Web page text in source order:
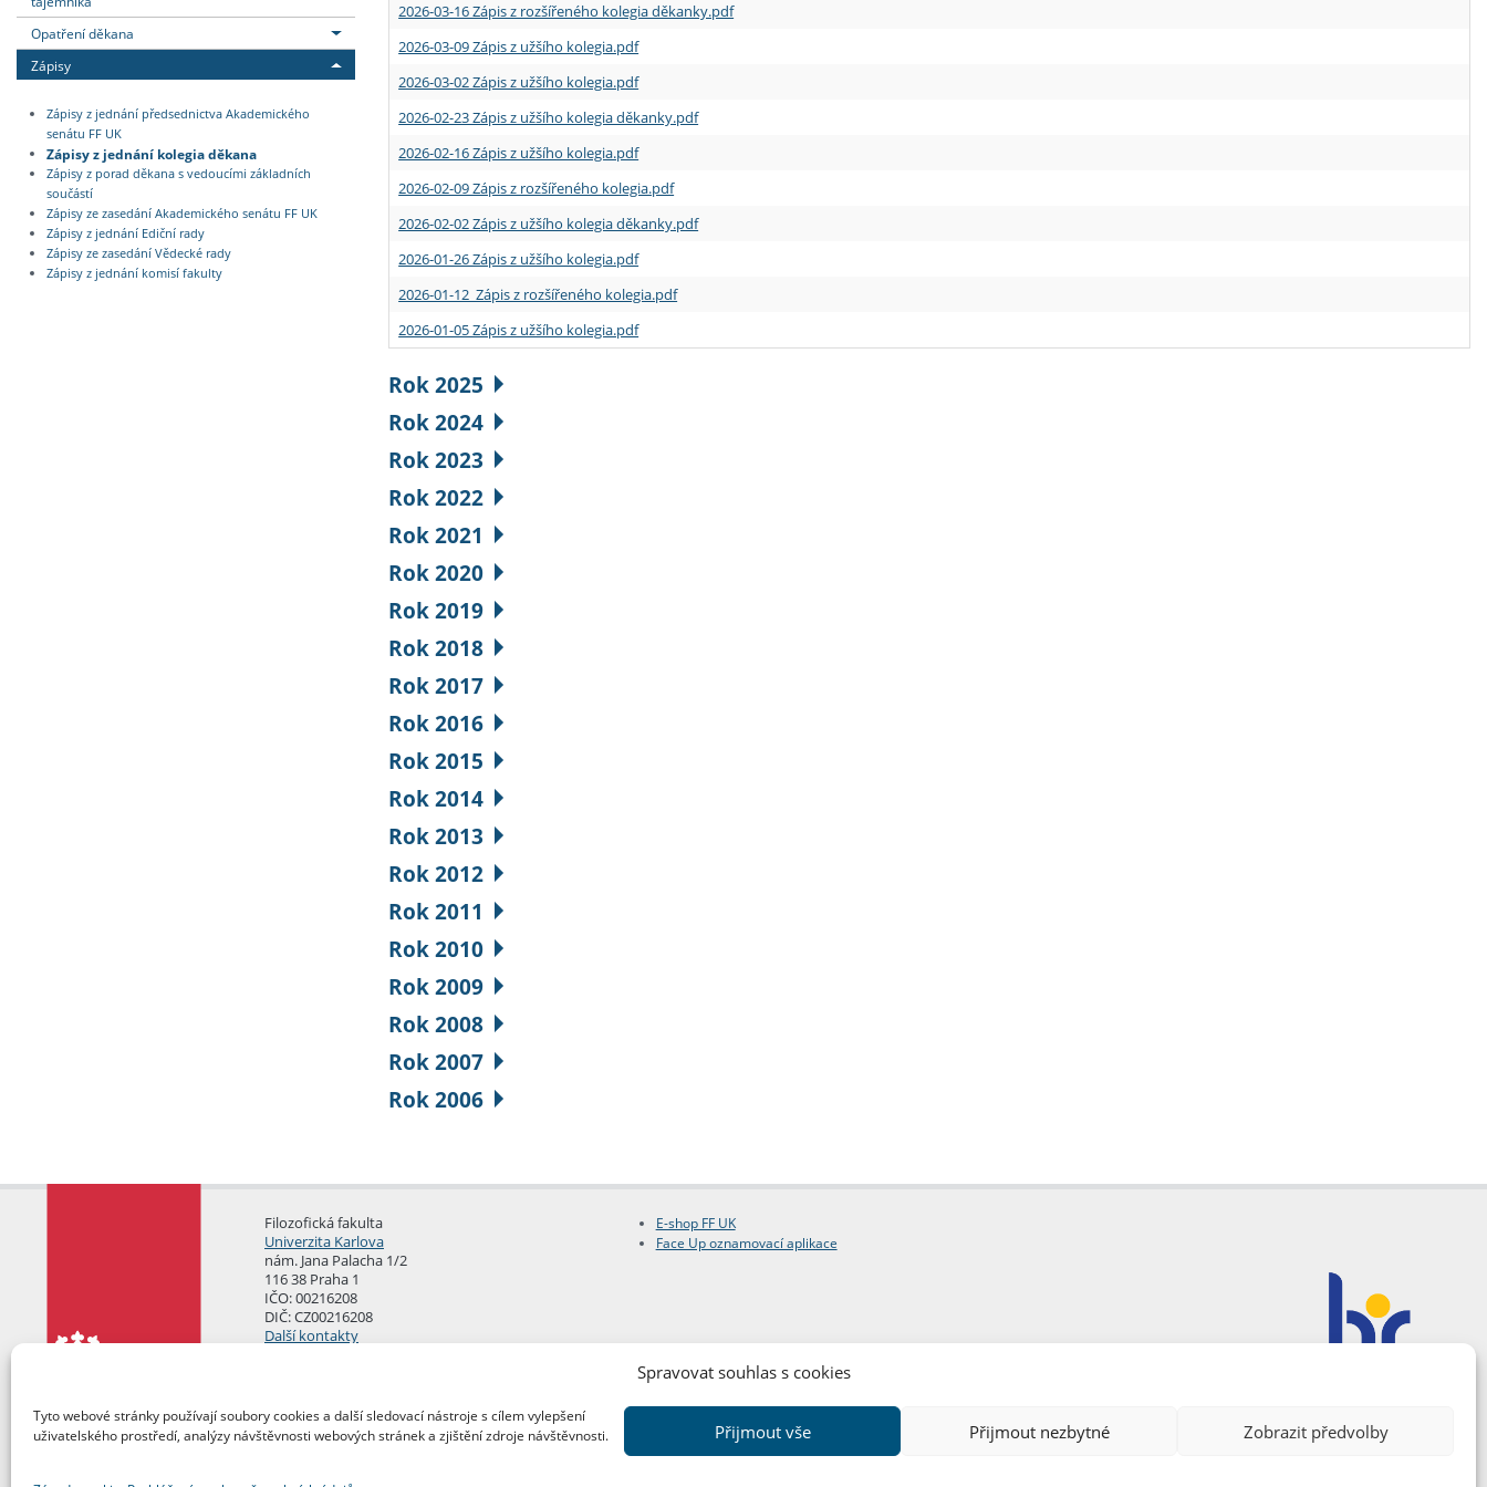
Spravovat souhlas s cookies
Tyto webové stránky používají soubory cookies a další sledovací nástroje s cílem vylepšení
uživatelského prostředí, analýzy návštěvnosti webových stránek a zjištění zdroje návštěvnosti.
Přijmout vše Přijmout nezbytné Zobrazit předvolby
Opatření děkana
Zápisy
Zápisy z jednání předsednictva Akademického
senátu FF UK
Zápisy z jednání kolegia děkana
Zápisy z porad děkana s vedoucími základních
součástí
Zápisy ze zasedání Akademického senátu FF UK
Zápisy z jednání Ediční rady
Zápisy ze zasedání Vědecké rady
Zápisy z jednání komisí fakulty
2026-03-16 Zápis z rozšířeného kolegia děkanky.pdf
2026-03-09 Zápis z užšího kolegia.pdf
2026-03-02 Zápis z užšího kolegia.pdf
2026-02-23 Zápis z užšího kolegia děkanky.pdf
2026-02-16 Zápis z užšího kolegia.pdf
2026-02-09 Zápis z rozšířeného kolegia.pdf
2026-02-02 Zápis z užšího kolegia děkanky.pdf
2026-01-26 Zápis z užšího kolegia.pdf
2026-01-12 Zápis z rozšířeného kolegia.pdf
2026-01-05 Zápis z užšího kolegia.pdf
Rok 2025
Rok 2024
Rok 2023
Rok 2022
Rok 2021
Rok 2020
Rok 2019
Rok 2018
Rok 2017
Rok 2016
Rok 2015
Rok 2014
Rok 2013
Rok 2012
Rok 2011
Rok 2010
Rok 2009
Rok 2008
Rok 2007
Rok 2006
Filozofická fakulta
Univerzita Karlova
nám. Jana Palacha 1/2
116 38 Praha 1
IČO: 00216208
DIČ: CZ00216208
Další kontakty
E-shop FF UK
Face Up oznamovací aplikace